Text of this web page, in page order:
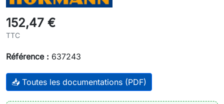
152,47 €
TTC
Référence : 637243
📥 Toutes les documentations (PDF)